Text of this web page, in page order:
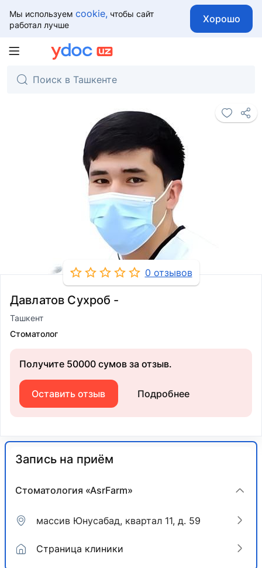
Мы используем cookie, чтобы сайт
работал лучше
Хорошо
0 отзывов
Давлатов Сухроб -
Ташкент
Стоматолог
Получите 50000 сумов за отзыв.
Оставить отзыв Подробнее
Запись на приём
Стоматология «AsrFarm»
массив ​Юнусабад, квартал 11, д. 59
Страница клиники